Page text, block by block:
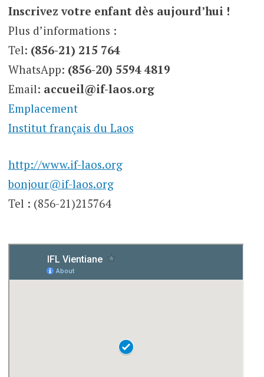
Inscrivez votre enfant dès aujourd’hui !
Plus d’informations :
Tel: (856-21) 215 764
WhatsApp: (856-20) 5594 4819
Email: accueil@if-laos.org
Emplacement
Institut français du Laos
http://www.if-laos.org
bonjour@if-laos.org
Tel : (856-21)215764